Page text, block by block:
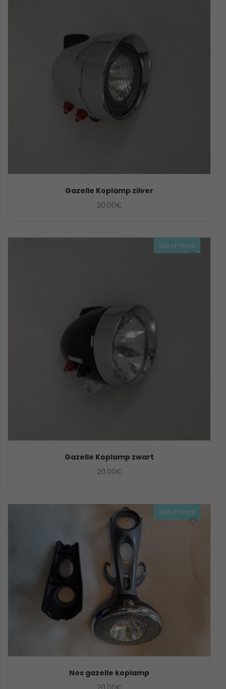
Gazelle Koplamp zilver
20.00€
Out of stock
Gazelle Koplamp zwart
20.00€
Out of stock
Nos gazelle koplamp